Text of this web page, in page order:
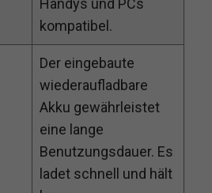
Handys und PCs
kompatibel.
Der eingebaute
wiederaufladbare
Akku gewährleistet
eine lange
Benutzungsdauer. Es
ladet schnell und hält